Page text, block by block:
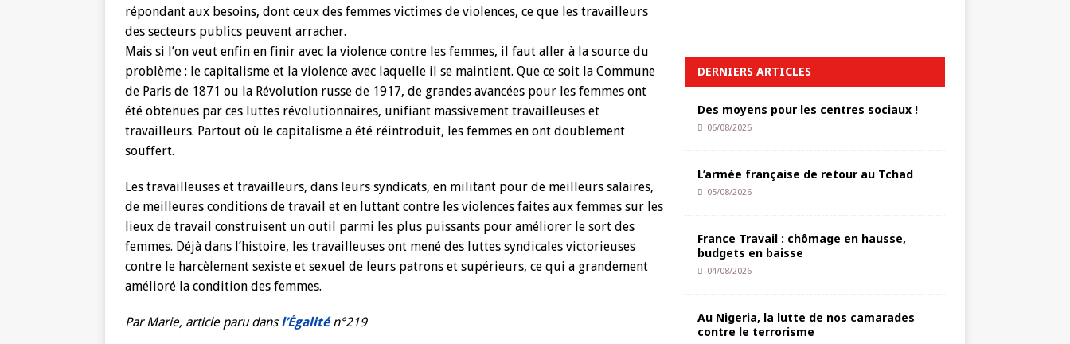
répondant aux besoins, dont ceux des femmes victimes de violences, ce que les travailleurs
des secteurs publics peuvent arracher.
Mais si l’on veut enfin en finir avec la violence contre les femmes, il faut aller à la source du
problème : le capitalisme et la violence avec laquelle il se maintient. Que ce soit la Commune
de Paris de 1871 ou la Révolution russe de 1917, de grandes avancées pour les femmes ont
été obtenues par ces luttes révolutionnaires, unifiant massivement travailleuses et
travailleurs. Partout où le capitalisme a été réintroduit, les femmes en ont doublement
souffert.
Les travailleuses et travailleurs, dans leurs syndicats, en militant pour de meilleurs salaires,
de meilleures conditions de travail et en luttant contre les violences faites aux femmes sur les
lieux de travail construisent un outil parmi les plus puissants pour améliorer le sort des
femmes. Déjà dans l’histoire, les travailleuses ont mené des luttes syndicales victorieuses
contre le harcèlement sexiste et sexuel de leurs patrons et supérieurs, ce qui a grandement
amélioré la condition des femmes.
Par Marie, article paru dans l’Égalitén°219
DERNIERS ARTICLES
Des moyens pour les centres sociaux !
06/08/2026
L’armée française de retour au Tchad
05/08/2026
France Travail : chômage en hausse,
budgets en baisse
04/08/2026
Au Nigeria, la lutte de nos camarades
contre le terrorisme